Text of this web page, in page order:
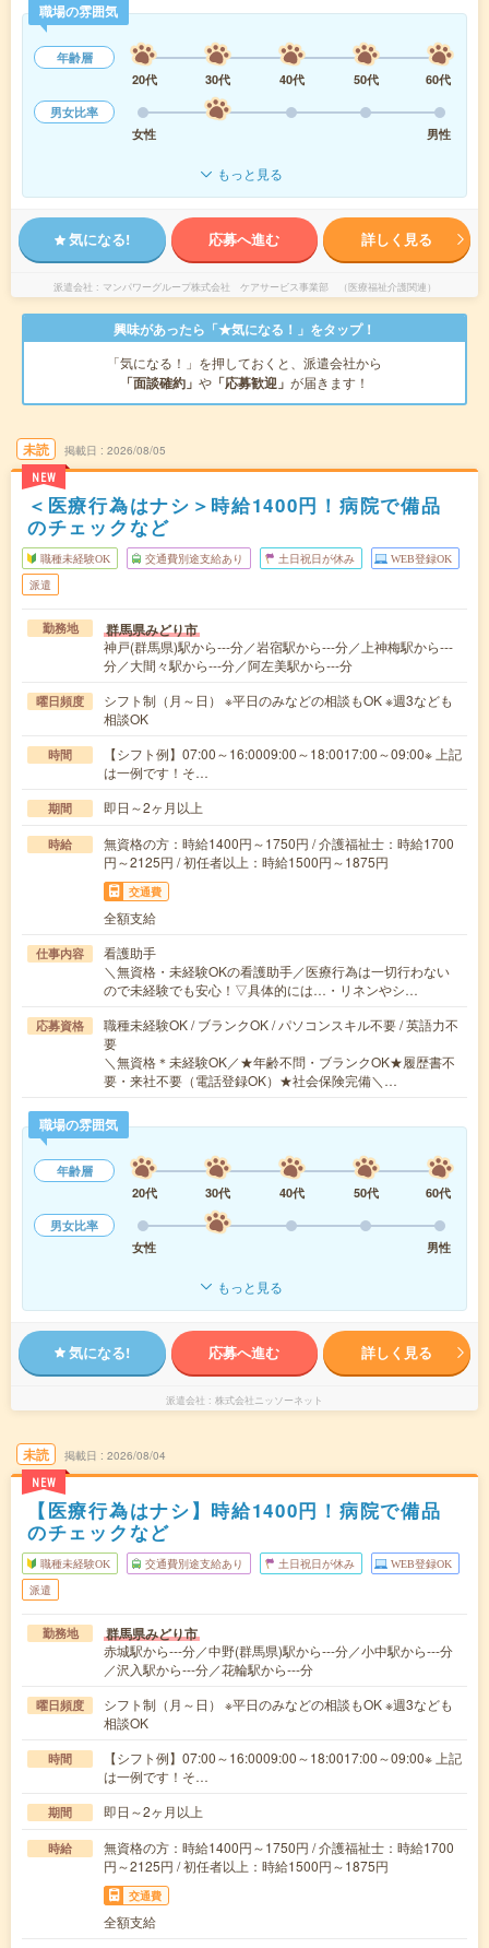
職場の雰囲気
年齢層
20代
30代 40代 50代
60代
男女比率
女性
男性
もっと見る
気になる! 応募へ進む 詳しく見る
派遣会社 マンパワーグループ株式会社 ケアサービス事業部 （医療福祉介護関連）
興味があったら「★気になる！」をタップ！
「気になる！」を押しておくと、派遣会社から
「面談確約」 や 「応募歓迎」 が届きます！
未読
NEW
掲載日 2026/08/05
＜医療行為はナシ＞時給1400円！病院で備品
のチェックなど
職種未経験OK 交通費別途支給あり 土日祝日が休み WEB登録OK
派遣
勤務地 群馬県みどり市
神戸(群馬県)駅から---分／岩宿駅から---分／上神梅駅から---
分／大間々駅から---分／阿左美駅から---分
曜日頻度
シフト制（月～日） ※平日のみなどの相談もOK ※週3なども
相談OK
時間
【シフト例】07:00～16:0009:00～18:0017:00～09:00※ 上記
は一例です！そ…
期間 即日～2ヶ月以上
時給
無資格の方：時給1400円～1750円 / 介護福祉士：時給1700
円～2125円 / 初任者以上：時給1500円～1875円
交通費
全額支給
仕事内容
看護助手
＼無資格・未経験OKの看護助手／医療行為は一切行わない
ので未経験でも安心！▽具体的には…・リネンやシ…
応募資格
職種未経験OK / ブランクOK / パソコンスキル不要 / 英語力不
要
＼無資格＊未経験OK／★年齢不問・ブランクOK★履歴書不
要・来社不要（電話登録OK）★社会保険完備＼…
職場の雰囲気
年齢層
20代
30代 40代 50代
60代
男女比率
女性
男性
もっと見る
気になる! 応募へ進む 詳しく見る
派遣会社 株式会社ニッソーネット
未読
NEW
掲載日 2026/08/04
【医療行為はナシ】時給1400円！病院で備品
のチェックなど
職種未経験OK 交通費別途支給あり 土日祝日が休み WEB登録OK
派遣
勤務地 群馬県みどり市
赤城駅から---分／中野(群馬県)駅から---分／小中駅から---分
／沢入駅から---分／花輪駅から---分
曜日頻度
シフト制（月～日） ※平日のみなどの相談もOK ※週3なども
相談OK
時間
【シフト例】07:00～16:0009:00～18:0017:00～09:00※ 上記
は一例です！そ…
期間 即日～2ヶ月以上
時給
無資格の方：時給1400円～1750円 / 介護福祉士：時給1700
円～2125円 / 初任者以上：時給1500円～1875円
交通費
全額支給